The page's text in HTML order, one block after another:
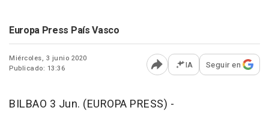
Europa Press País Vasco
Miércoles, 3 junio 2020
Publicado: 13:36
Abrir opciones para
IA Seguir en
BILBAO 3 Jun. (EUROPA PRESS) -